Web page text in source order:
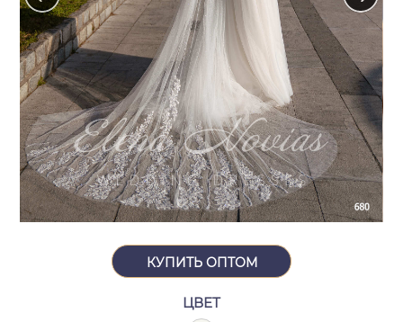
КУПИТЬ ОПТОМ
ЦВЕТ